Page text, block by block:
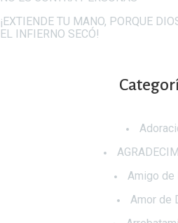
¡EXTIENDE TU MANO, PORQUE
EL INFIERNO SECÓ!
Amigo de
Amor de